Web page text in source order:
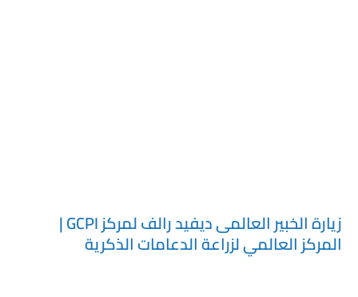
زيارة الخبير العالمى ديفيد رالف لمركز GCPI |
المركز العالمي لزراعة الدعامات الذكرية